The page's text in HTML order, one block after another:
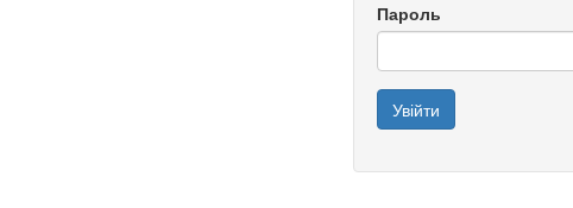
Пароль
Увійти